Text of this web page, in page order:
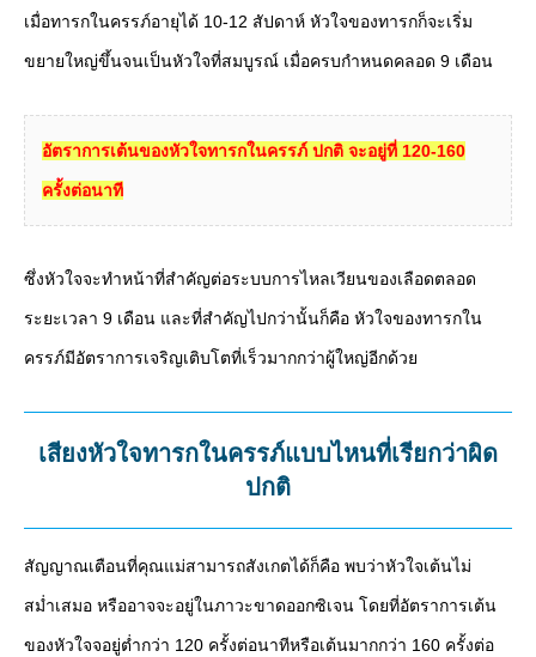
เมื่อทารกในครรภ์อายุได้ 10-12 สัปดาห์ หัวใจของทารกก็จะเริ่ม
ขยายใหญ่ขึ้นจนเป็นหัวใจที่สมบูรณ์ เมื่อครบกำหนดคลอด 9 เดือน
อัตราการเต้นของหัวใจทารกในครรภ์ ปกติ จะอยู่ที่ 120-160
ครั้งต่อนาที
ซึ่งหัวใจจะทำหน้าที่สำคัญต่อระบบการไหลเวียนของเลือดตลอด
ระยะเวลา 9 เดือน และที่สำคัญไปกว่านั้นก็คือ หัวใจของทารกใน
ครรภ์มีอัตราการเจริญเติบโตที่เร็วมากกว่าผู้ใหญ่อีกด้วย
เสียงหัวใจทารกในครรภ์แบบไหนที่เรียกว่าผิด
ปกติ
สัญญาณเตือนที่คุณแม่สามารถสังเกตได้ก็คือ พบว่าหัวใจเต้นไม่
สม่ำเสมอ หรืออาจจะอยู่ในภาวะขาดออกซิเจน โดยที่อัตราการเต้น
ของหัวใจจอยู่ต่ำกว่า 120 ครั้งต่อนาทีหรือเต้นมากกว่า 160 ครั้งต่อ